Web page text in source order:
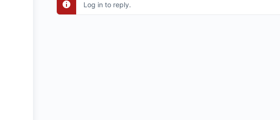
Log in to reply.